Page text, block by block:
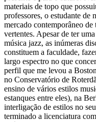
materiais de topo que
professores, o estudante de
mercado contemporâneo de
vertentes. Apesar de ter
música jazz, as inúmeras
constituem a faculdade,
largo espectro no que
perfil que me levou a
no Conservatório de
ensino de vários estilos
estanques entre eles), na
interligação de estilos no
terminado a licenciatura